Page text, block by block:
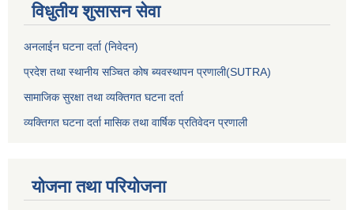
विधुतीय शुसासन सेवा
अनलाईन घटना दर्ता (निवेदन)
प्रदेश तथा स्थानीय सञ्चित कोष ब्यवस्थापन प्रणाली(SUTRA)
सामाजिक सुरक्षा तथा व्यक्तिगत घटना दर्ता
व्यक्तिगत घटना दर्ता मासिक तथा वार्षिक प्रतिवेदन प्रणाली
योजना तथा परियोजना